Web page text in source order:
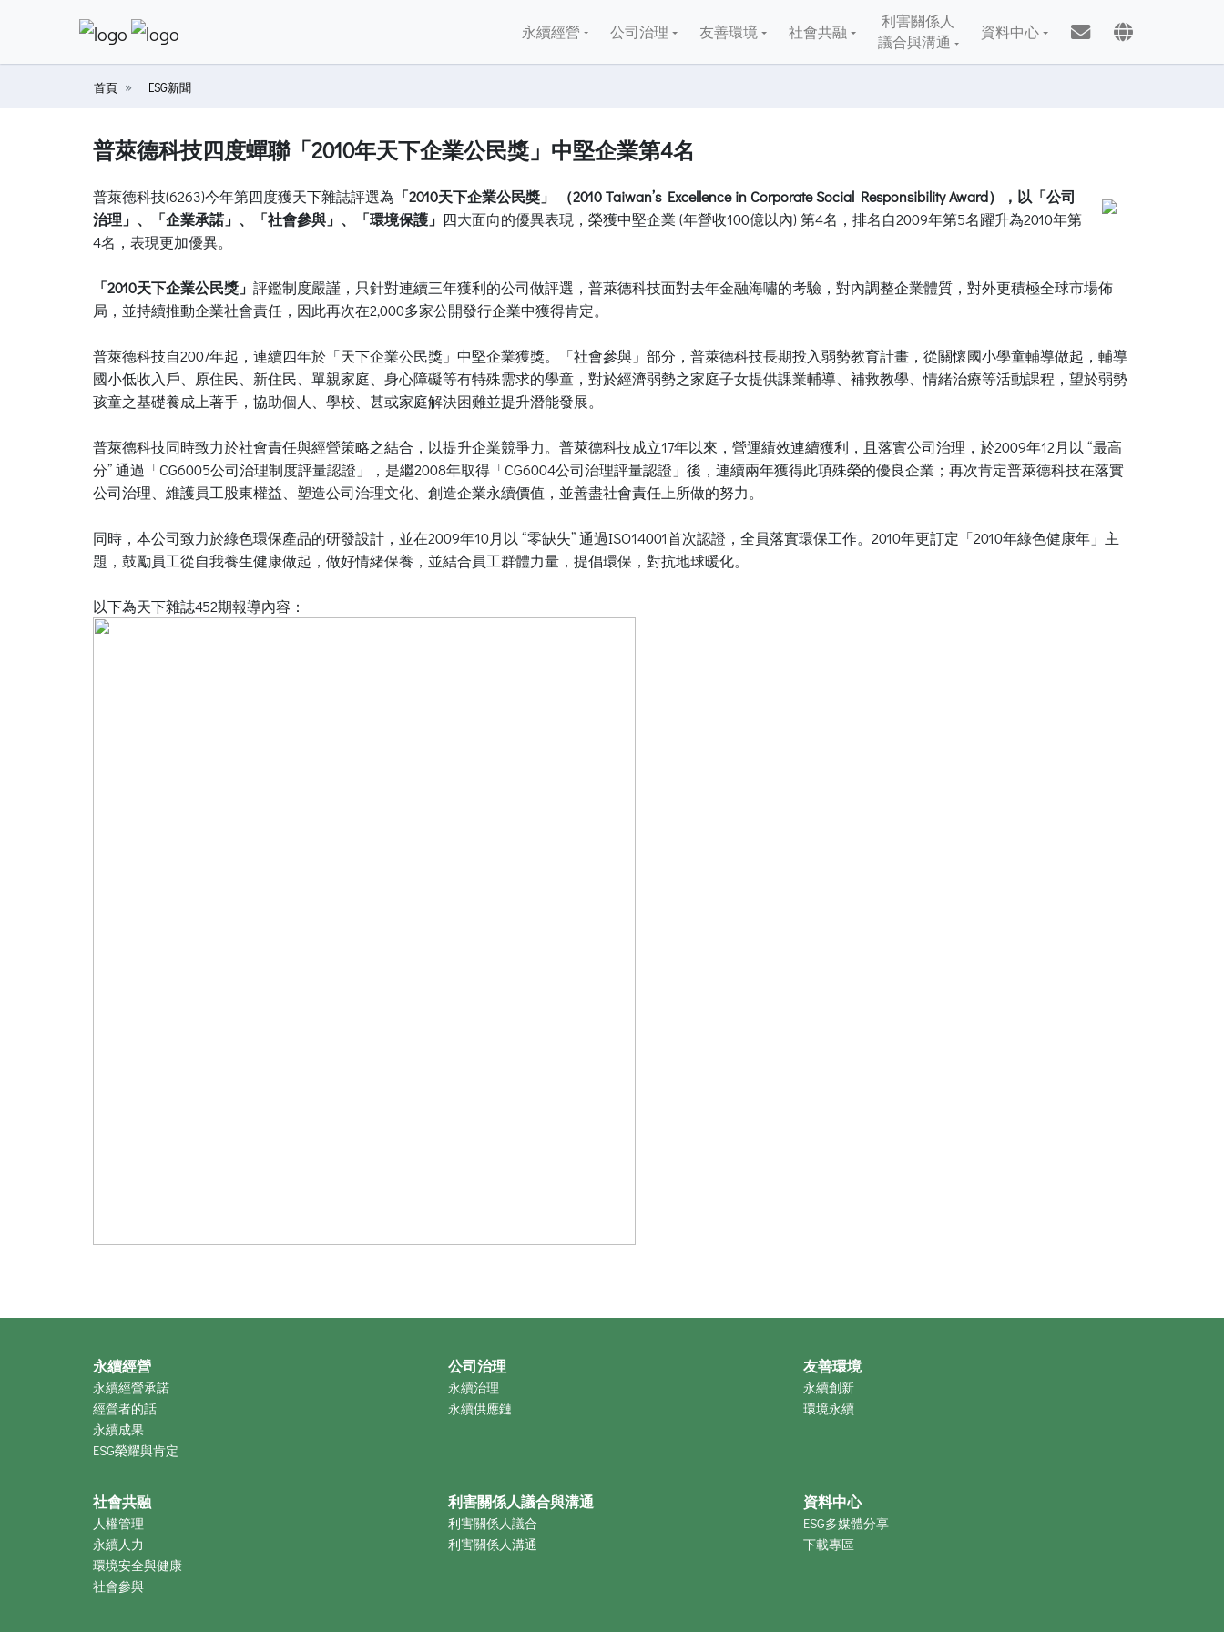
永續經營 公司治理 友善環境 社會共融
利害關係人
議合與溝通
資料中心
首頁 ESG新聞
普萊德科技四度蟬聯「2010年天下企業公民獎」中堅企業第4名
普萊德科技(6263)今年第四度獲天下雜誌評選為 「2010天下企業公民獎」 （2010 Taiwan’s Excellence in Corporate Social Responsibility Award），以「公司
治理」、「企業承諾」、「社會參與」、「環境保護」 四大面向的優異表現，榮獲中堅企業 (年營收100億以內) 第4名，排名自2009年第5名躍升為2010年第
4名，表現更加優異。
「2010天下企業公民獎」 評鑑制度嚴謹，只針對連續三年獲利的公司做評選，普萊德科技面對去年金融海嘯的考驗，對內調整企業體質，對外更積極全球市場佈
局，並持續推動企業社會責任，因此再次在2,000多家公開發行企業中獲得肯定。
普萊德科技自2007年起，連續四年於「天下企業公民獎」中堅企業獲獎。「社會參與」部分，普萊德科技長期投入弱勢教育計畫，從關懷國小學童輔導做起，輔導
國小低收入戶、原住民、新住民、單親家庭、身心障礙等有特殊需求的學童，對於經濟弱勢之家庭子女提供課業輔導、補救教學、情緒治療等活動課程，望於弱勢
孩童之基礎養成上著手，協助個人、學校、甚或家庭解決困難並提升潛能發展。
普萊德科技同時致力於社會責任與經營策略之結合，以提升企業競爭力。普萊德科技成立17年以來，營運績效連續獲利，且落實公司治理，於2009年12月以 “最高
分” 通過「CG6005公司治理制度評量認證」，是繼2008年取得「CG6004公司治理評量認證」後，連續兩年獲得此項殊榮的優良企業；再次肯定普萊德科技在落實
公司治理、維護員工股東權益、塑造公司治理文化、創造企業永續價值，並善盡社會責任上所做的努力。
同時，本公司致力於綠色環保產品的研發設計，並在2009年10月以 “零缺失” 通過ISO14001首次認證，全員落實環保工作。2010年更訂定「2010年綠色健康年」主
題，鼓勵員工從自我養生健康做起，做好情緒保養，並結合員工群體力量，提倡環保，對抗地球暖化。
以下為天下雜誌452期報導內容：
永續經營
永續經營承諾
經營者的話
永續成果
ESG榮耀與肯定
公司治理
永續治理
永續供應鏈
友善環境
永續創新
環境永續
社會共融
人權管理
永續人力
環境安全與健康
社會參與
利害關係人議合與溝通
利害關係人議合
利害關係人溝通
資料中心
ESG多媒體分享
下載專區